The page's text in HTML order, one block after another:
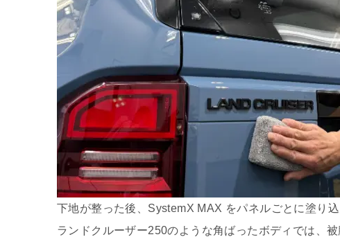
下地が整った後、SystemX MAX をパネルごとに塗り込
ランドクルーザー250のような角ばったボディでは、被